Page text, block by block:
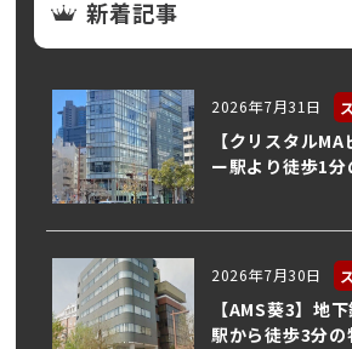
新着記事
2026年7月31日
【クリスタル
ー駅より徒歩1分
2026年7月30日
【AMS葵3】地
駅から徒歩3分の